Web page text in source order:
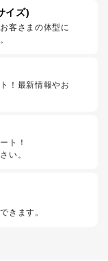
イズ)
客さまの体型に
！最新情報やお
ト！
い。
きます。